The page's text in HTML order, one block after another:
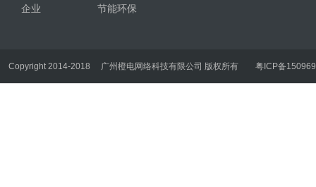
企业
节能环保
Copyright 2014-2018 广州橙电网络科技有限公司 版权所有 粤ICP备